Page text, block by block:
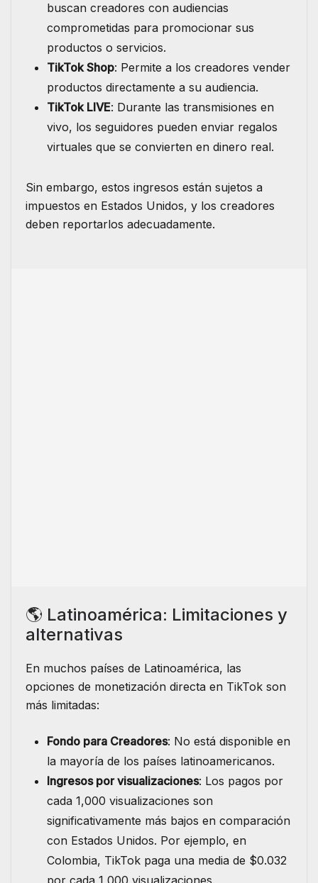
buscan creadores con audiencias
comprometidas para promocionar sus
productos o servicios.
TikTok Shop: Permite a los creadores vender
productos directamente a su audiencia.
TikTok LIVE: Durante las transmisiones en
vivo, los seguidores pueden enviar regalos
virtuales que se convierten en dinero real.
Sin embargo, estos ingresos están sujetos a
impuestos en Estados Unidos, y los creadores
deben reportarlos adecuadamente.
🌎 Latinoamérica: Limitaciones y
alternativas
En muchos países de Latinoamérica, las
opciones de monetización directa en TikTok son
más limitadas:
Fondo para Creadores: No está disponible en
la mayoría de los países latinoamericanos.
Ingresos por visualizaciones: Los pagos por
cada 1,000 visualizaciones son
significativamente más bajos en comparación
con Estados Unidos. Por ejemplo, en
Colombia, TikTok paga una media de $0.032